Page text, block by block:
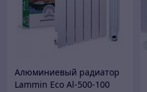
Алюминиевый радиатор
Lammin Eco Al-500-100